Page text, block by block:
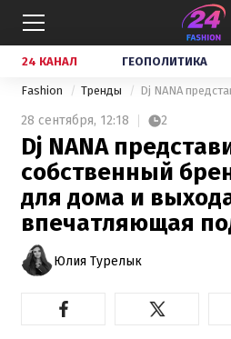
24 КАНАЛ ГЕОПОЛИТИКА
Fashion Тренды
28 сентября, 12:18 2
Dj NANA
собственный
для дома и
впечатляющая
Юлия Турелык